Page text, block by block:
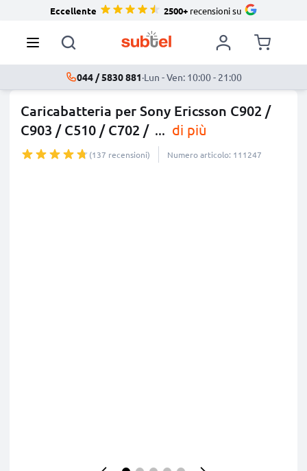
Eccellente 2500+recensioni su
044 / 5830 881·Lun - Ven: 10:00 - 21:00
Caricabatteria per Sony Ericsson C902 /
C903 / C510 / C702 / ... di più
(137 recensioni) Numero articolo: 111247